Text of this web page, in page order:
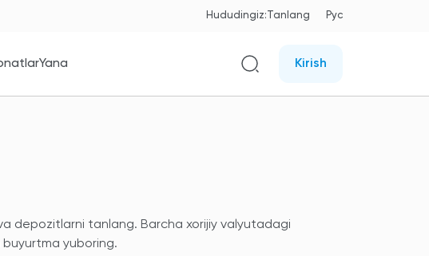
Hududingiz:Tanlang Рус
Yana Kirish
depozitlarni tanlang. Barcha xorijiy valyutadagi
yuboring.